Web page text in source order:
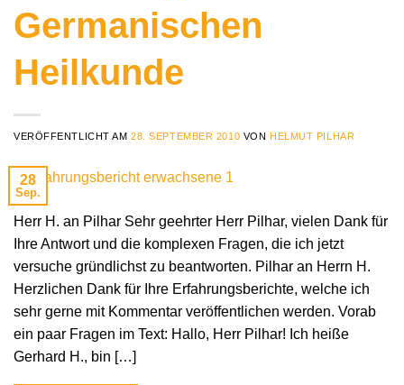
Germanischen
Heilkunde
VERÖFFENTLICHT AM28. SEPTEMBER 2010 VON HELMUT PILHAR
28
Sep.
Herr H. an Pilhar Sehr geehrter Herr Pilhar, vielen Dank für
Ihre Antwort und die komplexen Fragen, die ich jetzt
versuche gründlichst zu beantworten. Pilhar an Herrn H.
Herzlichen Dank für Ihre Erfahrungsberichte, welche ich
sehr gerne mit Kommentar veröffentlichen werden. Vorab
ein paar Fragen im Text: Hallo, Herr Pilhar! Ich heiße
Gerhard H., bin […]